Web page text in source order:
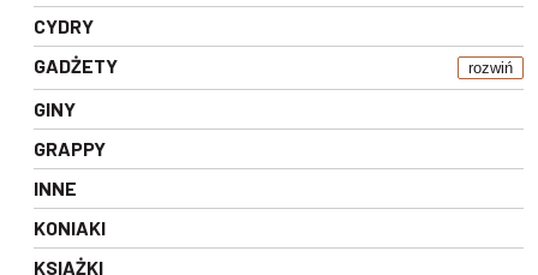
CYDRY
GADŻETY
rozwiń
GINY
GRAPPY
INNE
KONIAKI
KSIĄŻKI